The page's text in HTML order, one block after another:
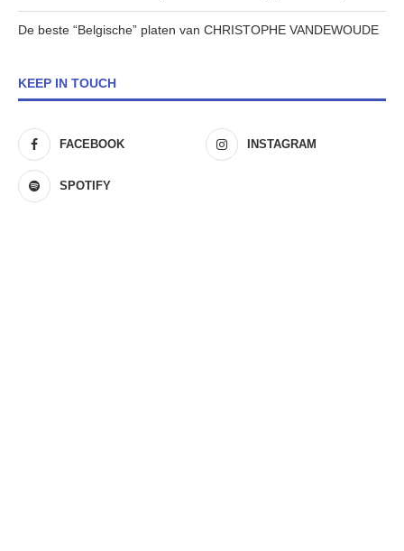
De beste “Belgische” platen van CHRISTOPHE VANDEWOUDE
KEEP IN TOUCH
FACEBOOK INSTAGRAM
SPOTIFY